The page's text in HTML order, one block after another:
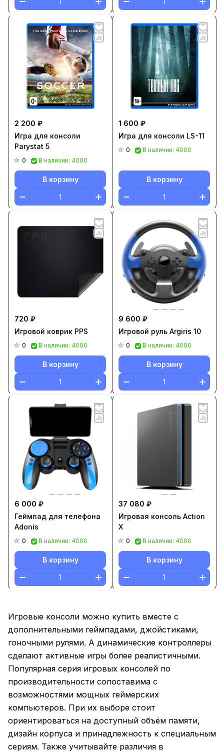
2 200 ₽
Игра для консоли
Parystat 5
0 В наличии: 4000
В корзину
1 600 ₽
Игра для консоли LS-11
0 В наличии: 4000
В корзину
720 ₽
Игровой коврик PPS
0 В наличии: 4000
В корзину
9 600 ₽
Игровой руль Argiris 10
0 В наличии: 4000
В корзину
6 000 ₽
Геймпад для телефона
Adonis
0 В наличии: 4000
В корзину
37 080 ₽
Игровая консоль Action
X
0 В наличии: 4000
В корзину
Игровые консоли можно купить вместе с
дополнительными геймпадами, джойстиками,
гоночными рулями. А динамические контроллеры
сделают активные игры более реалистичными.
Популярная серия игровых консолей по
производительности сопоставима с
возможностями мощных геймерских
компьютеров. При их выборе стоит
ориентироваться на доступный объём памяти,
дизайн корпуса и принадлежность к специальным
сериям. Также учитывайте различия в